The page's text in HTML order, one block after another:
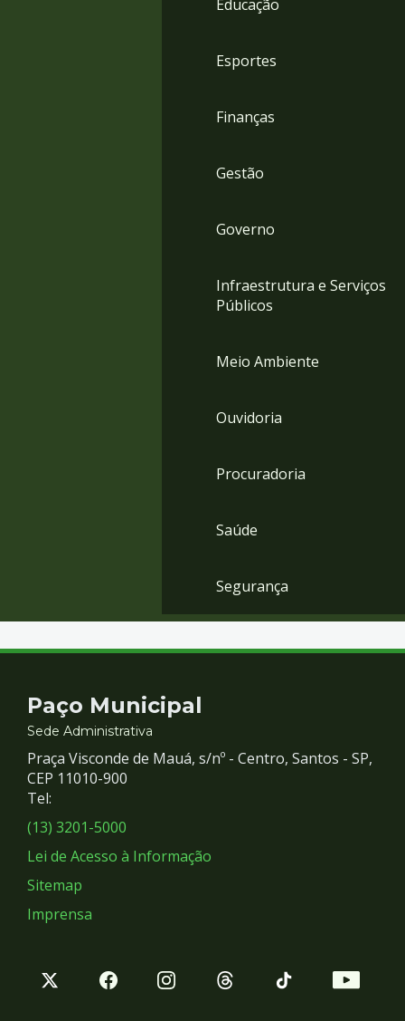
Educação
Esportes
Finanças
Gestão
Governo
Infraestrutura e Serviços
Públicos
Meio Ambiente
Ouvidoria
Procuradoria
Saúde
Segurança
Contato
e
Redes
Sociais
Paço Municipal
Sede Administrativa
Praça Visconde de Mauá, s/nº - Centro, Santos - SP,
CEP 11010-900
Tel:
(13) 3201-5000
Lei de Acesso à Informação
Sitemap
Imprensa